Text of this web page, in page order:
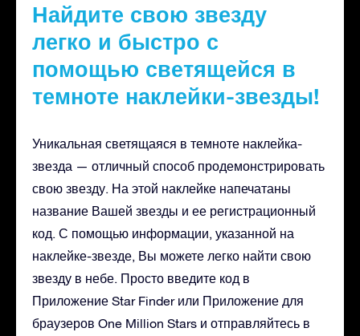
Найдите свою звезду
легко и быстро с
помощью светящейся в
темноте наклейки-звезды!
Уникальная светящаяся в темноте наклейка-
звезда — отличный способ продемонстрировать
свою звезду. На этой наклейке напечатаны
название Вашей звезды и ее регистрационный
код. С помощью информации, указанной на
наклейке-звезде, Вы можете легко найти свою
звезду в небе. Просто введите код в
Приложение Star Finder или Приложение для
браузеров One Million Stars и отправляйтесь в